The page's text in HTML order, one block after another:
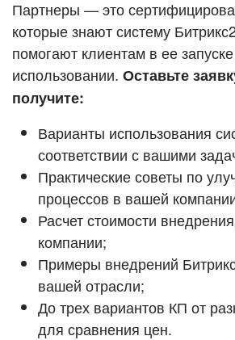
ВХОД
ВХОД
Смотреть
Партнеры — это
которые знают систему
помогают клиентам в ее
использовании. Оставьте
получите:
Варианты использования
соответствии с вашими
Практические советы по
процессов в вашей
Расчет стоимости
компании;
Примеры внедрений
вашей отрасли;
До трех вариантов КП от
для сравнения цен.